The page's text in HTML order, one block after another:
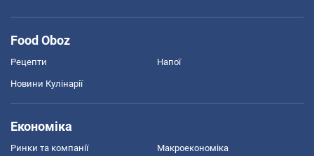
Food Oboz
Рецепти Напої
Новини Кулінарії
Економіка
Ринки та компанії Макроекономіка